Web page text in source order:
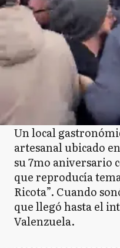
Un local
artesanal ubicado
su 7mo aniversario
que reproducía
Ricota”. Cuando
que llegó hasta el
Valenzuela.